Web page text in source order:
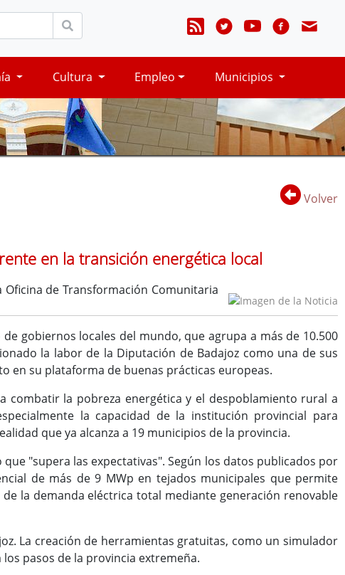
Cultura Empleo Municipios
Volver
en la transición energética local
Oficina de Transformación Comunitaria
gobiernos locales del mundo, que agrupa a más de 10.500
la labor de la Diputación de Badajoz como una de sus
en su plataforma de buenas prácticas europeas.
la pobreza energética y el despoblamiento rural a
la capacidad de la institución provincial para
que ya alcanza a 19 municipios de la provincia.
"supera las expectativas". Según los datos publicados por
de más de 9 MWp en tejados municipales que permite
la demanda eléctrica total mediante generación renovable
La creación de herramientas gratuitas, como un simulador
pasos de la provincia extremeña.